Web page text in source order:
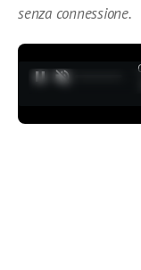
senza connessione.